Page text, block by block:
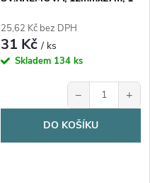
25,62 Kč bez DPH
31 Kč/ ks
Skladem 134 ks
− +
DO KOŠÍKU